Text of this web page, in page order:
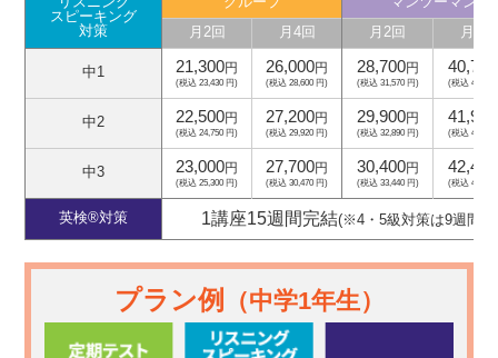
スピーキング
対策
月2回
月4回 月2回 月4回
中1 21,300円
(税込 23,430 円)
26,000円
(税込 28,600 円)
28,700円
(税込 31,570 円)
40,700
(税込 44,770
中2 22,500円
(税込 24,750 円)
27,200円
(税込 29,920 円)
29,900円
(税込 32,890 円)
41,900
(税込 46,090
中3 23,000円
(税込 25,300 円)
27,700円
(税込 30,470 円)
30,400円
(税込 33,440 円)
42,400
(税込 46,640
英検®対策 1講座15週間完結(※4・5級対策は9週間)
プラン例 （中学1年生）